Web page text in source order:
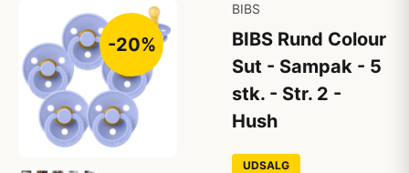
-20%
BIBS
BIBS Rund Colour
Sut - Sampak - 5
stk. - Str. 2 -
Hush
UDSALG